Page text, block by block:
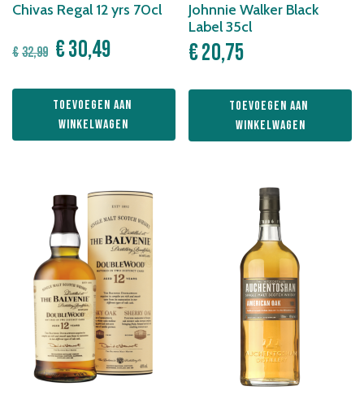
Chivas Regal 12 yrs 70cl
€32,99 Oorspronkelijke
was:
€32,99.
€30,49
is:
€30,49.
Toevoegen aan
winkelwagen
Johnnie Walker Black
Label 35cl
€20,75
Toevoegen aan
winkelwagen